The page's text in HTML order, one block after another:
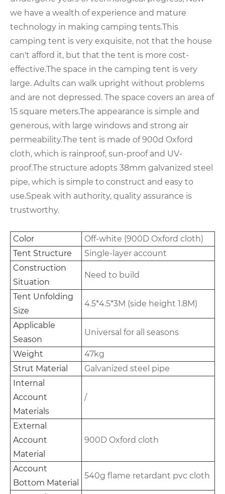
we have a wealth of experience and mature
technology in making camping tents.This
camping tent is very exquisite, not that the house
can't afford it, but that the tent is more cost-
effective.The space in the camping tent is very
large. Adults can walk upright without problems
and are not depressed. The space covers an area of
15 square meters.The appearance is simple and
generous, with large windows and strong air
permeability.The tent is made of 900d Oxford
cloth, which is rainproof, sun-proof and UV-
proof.The structure adopts 38mm galvanized steel
pipe, which is simple to construct and easy to
use.Speak with authority, quality assurance is
trustworthy.
Color
Off-white (900D Oxford cloth)
Tent Structure
Single-layer account
Construction
Situation
Need to build
Tent Unfolding
Size
4.5*4.5*3M (side height 1.8M)
Applicable
Season
Universal for all seasons
Weight
47kg
Strut Material
Galvanized steel pipe
Internal
Account
Materials
/
External
Account
Material
900D Oxford cloth
Account
Bottom Material
540g flame retardant pvc cloth